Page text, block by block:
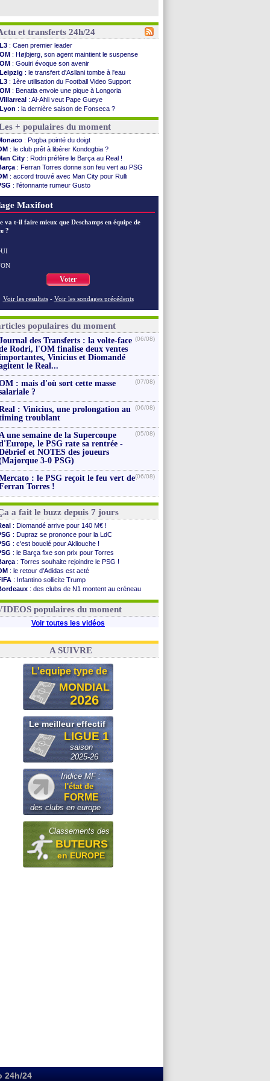
et transferts 24h/24
L3 : Caen premier leader
OM : Højbjerg, son agent maintient le suspense
OM : Gouiri évoque son avenir
Leipzig : le transfert d'Asllani tombe à l'eau
L3 : 1ère utilisation du Football Video Support
OM : Benatia envoie une pique à Longoria
Villarreal : Al-Ahli veut Pape Gueye
Lyon : la dernière saison de Fonseca ?
OM: un nouveau prétendant pour Højbjerg
Brest: un gardien norvégien en approche ?
OM: McCourt a versé 120 M€ en 2026
PSG: 4 retours dans le groupe face à Man Utd ...
Nice: Kevin Carlos va partir en Italie
L1: prison avec sursis requis contre un arbitre
Leganés: c'est signé pour Luca Zidane (off.)
Atletico: Ruggeri en route pour Aston Villa
Monaco: Filipe Luis soutient Biereth
PSG : Nsoki va signer en Croatie
Real: Mastantuono prêté à la Fiorentina (off.)
Man City
Palace
+ populaires du moment
: Pogba pointé du doigt
: le club prêt à libérer Kondogbia ?
City : Rodri préfère le Barça au Real !
: Ferran Torres donne son feu vert au PSG
: accord trouvé avec Man City pour Rulli
: l'étonnante rumeur Gusto
: Owori battu à mort à Kampala
Maxifoot
va t-il faire mieux que Deschamps en équipe de
?
Voter
Voir les resultats - Voir les sondages précédents
populaires du moment
des Transferts : la volte-face
Rodri, l'OM finalise deux ventes
Vinicius et Diomandé
le Real...
(06/08)
: mais d'où sort cette masse
?
(07/08)
: Vinicius, une prolongation au
troublant
(06/08)
une semaine de la Supercoupe
le PSG rate sa rentrée -
et NOTES des joueurs
3-0 PSG)
(05/08)
: le PSG reçoit le feu vert de
Torres !
(06/08)
a fait le buzz depuis 7 jours
: Diomandé arrive pour 140 M€ !
: Dupraz se prononce pour la LdC
: c'est bouclé pour Akliouche !
: le Barça fixe son prix pour Torres
: Torres souhaite rejoindre le PSG !
: le retour d'Adidas est acté
: Infantino sollicite Trump
: des clubs de N1 montent au créneau
: le démenti de Leipzig pour Diomandé
populaires du moment
Voir toutes les vidéos
A SUIVRE
L'equipe type de
MONDIAL
2026
Le meilleur effectif
LIGUE 1
saison
2025-26
Indice MF :
l'état de
FORME
des clubs en europe
Classements des
BUTEURS
en EUROPE
24h/24